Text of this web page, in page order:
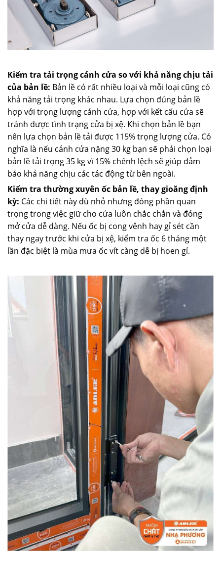
Kiểm tra tải trọng cánh cửa so với khả năng chịu tải
của bản lề: Bản lề có rất nhiều loại và mỗi loại cũng có
khả năng tải trọng khác nhau. Lựa chọn đúng bản lề
hợp với trọng lượng cánh cửa, hợp với kết cấu cửa sẽ
tránh được tình trạng cửa bị xệ. Khi chọn bản lề bạn
nên lựa chọn bản lề tải được 115% trọng lượng cửa. Có
nghĩa là nếu cánh cửa nặng 30 kg bạn sẽ phải chọn loại
bản lề tải trọng 35 kg vì 15% chênh lệch sẽ giúp đảm
bảo khả năng chịu các tác động từ bên ngoài.
Kiểm tra thường xuyên ốc bản lề, thay gioăng định
kỳ: Các chi tiết này dù nhỏ nhưng đóng phần quan
trọng trong việc giữ cho cửa luôn chắc chắn và đóng
mở cửa dễ dàng. Nếu ốc bị cong vênh hay gỉ sét cần
thay ngay trước khi cửa bị xệ, kiểm tra ốc 6 tháng một
lần đặc biệt là mùa mưa ốc vít càng dễ bị hoen gỉ.